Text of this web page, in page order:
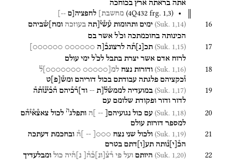
אתה בראתה ארץ בכוחכה
(4Q432 frg. 1,3) מחשבת] לחפציה[ם --]
16
(Suk. 1,14) ימים ותהומות ע֯ש֯י֯[תה בעוזכה ומח]ש֯ביהם
הכינותה בחוכמתכה וכול אשר בם
17
(Suk. 1,15) תכ נ ת֯ה לרצונכ֯[ה ○○○○○○
○○○○○○]
לרוח אדם אשר יצרת בתבל לכול ימי עולם
18
(Suk. 1,16) ודורות נצח למ[○○○○○ ○○○○○○○]ל֯
ו֯כקציהם פלגתה עבודתם בכול דוריהם ומש֯ פ ט
19
(Suk. 1,17) במועדיה לממש֯ל֯[ת -- וד]ר֯כ֯יהם ה֯כ֯י֯נ֯ו֯ת֯ה֯
לדור ודור ופקודת שלומם עם
20
(Suk. 1,18) עם כול נגועיהם[ -- ]ה ותפלגה לכול צאצ֯א֯י֯ה֯ם
למספר דורות עולם
21
(Suk. 1,19) ולכול שני נצח ○○○[ -- ]ה֯ ובחכמת דעתכה
הכ֯ י נ֯ותה תע ו דתם בטרם
22
(Suk. 1,20) היותם ועל פי ר֯צ֯ ונ כ֯ה֯[ נ]ה֯יה כול ומבלעדיך